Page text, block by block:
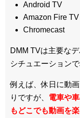
Android TV
Amazon Fire TV
Chromecast
DMM TVは主要な
シチュエーションで
例えば、休日に動
りですが、 電車や
もどこでも動画を